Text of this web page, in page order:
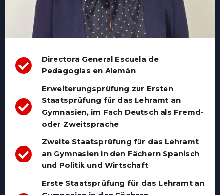
Directora General Escuela de
Pedagogías en Alemán
Erweiterungsprüfung zur Ersten
Staatsprüfung für das Lehramt an
Gymnasien, im Fach Deutsch als Fremd-
oder Zweitsprache
Zweite Staatsprüfung für das Lehramt
an Gymnasien in den Fächern Spanisch
und Politik und Wirtschaft
Erste Staatsprüfung für das Lehramt an